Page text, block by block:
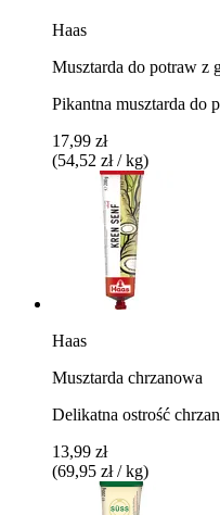
Haas
Musztarda do potraw z
Pikantna musztarda do
17,99 zł
(54,52 zł / kg)
Haas
Musztarda chrzanowa
Delikatna ostrość
13,99 zł
(69,95 zł / kg)